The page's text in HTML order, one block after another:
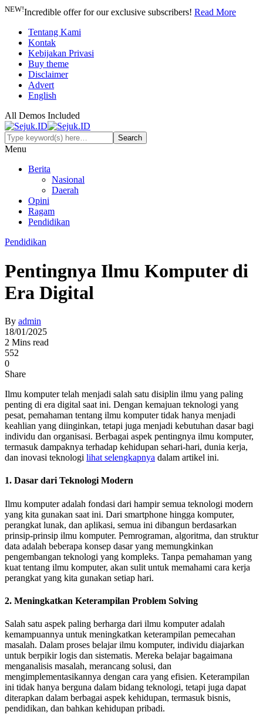
NEW!Incredible offer for our exclusive subscribers! Read More
Tentang Kami
Kontak
Kebijakan Privasi
Buy theme
Disclaimer
Advert
English
All Demos Included
Menu
Berita
Nasional
Daerah
Opini
Ragam
Pendidikan
Pendidikan
Pentingnya Ilmu Komputer di
Era Digital
By admin
18/01/2025
2 Mins read
552
0
Share
Ilmu komputer telah menjadi salah satu disiplin ilmu yang paling
penting di era digital saat ini. Dengan kemajuan teknologi yang
pesat, pemahaman tentang ilmu komputer tidak hanya menjadi
keahlian yang diinginkan, tetapi juga menjadi kebutuhan dasar bagi
individu dan organisasi. Berbagai aspek pentingnya ilmu komputer,
termasuk dampaknya terhadap kehidupan sehari-hari, dunia kerja,
dan inovasi teknologi lihat selengkapnya dalam artikel ini.
1. Dasar dari Teknologi Modern
Ilmu komputer adalah fondasi dari hampir semua teknologi modern
yang kita gunakan saat ini. Dari smartphone hingga komputer,
perangkat lunak, dan aplikasi, semua ini dibangun berdasarkan
prinsip-prinsip ilmu komputer. Pemrograman, algoritma, dan struktur
data adalah beberapa konsep dasar yang memungkinkan
pengembangan teknologi yang kompleks. Tanpa pemahaman yang
kuat tentang ilmu komputer, akan sulit untuk memahami cara kerja
perangkat yang kita gunakan setiap hari.
2. Meningkatkan Keterampilan Problem Solving
Salah satu aspek paling berharga dari ilmu komputer adalah
kemampuannya untuk meningkatkan keterampilan pemecahan
masalah. Dalam proses belajar ilmu komputer, individu diajarkan
untuk berpikir logis dan sistematis. Mereka belajar bagaimana
menganalisis masalah, merancang solusi, dan
mengimplementasikannya dengan cara yang efisien. Keterampilan
ini tidak hanya berguna dalam bidang teknologi, tetapi juga dapat
diterapkan dalam berbagai aspek kehidupan, termasuk bisnis,
pendidikan, dan bahkan kehidupan pribadi.